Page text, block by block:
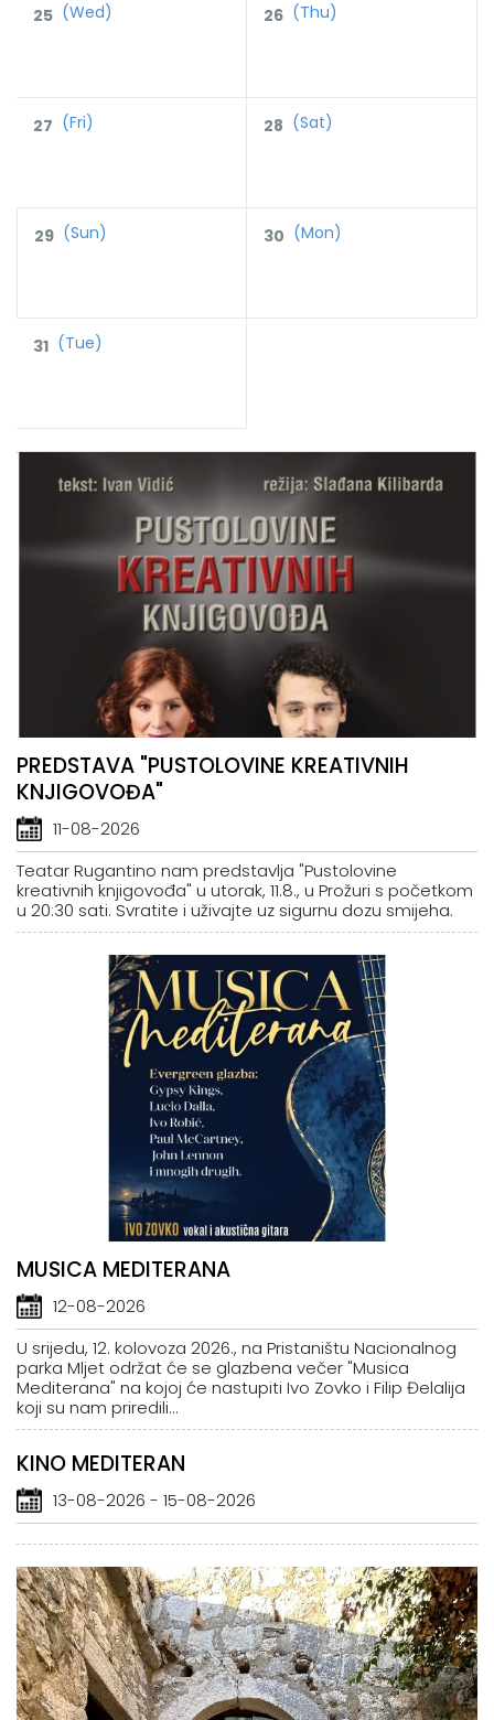
25 (Wed) 26 (Thu)
27 (Fri) 28 (Sat)
29 (Sun) 30 (Mon)
31 (Tue)
PREDSTAVA "PUSTOLOVINE KREATIVNIH
KNJIGOVOĐA"
11-08-2026
Teatar Rugantino nam predstavlja "Pustolovine
kreativnih knjigovođa" u utorak, 11.8., u Prožuri s početkom
u 20:30 sati. Svratite i uživajte uz sigurnu dozu smijeha.
MUSICA MEDITERANA
12-08-2026
U srijedu, 12. kolovoza 2026., na Pristaništu Nacionalnog
parka Mljet održat će se glazbena večer "Musica
Mediterana" na kojoj će nastupiti Ivo Zovko i Filip Đelalija
koji su nam priredili...
KINO MEDITERAN
13-08-2026 - 15-08-2026